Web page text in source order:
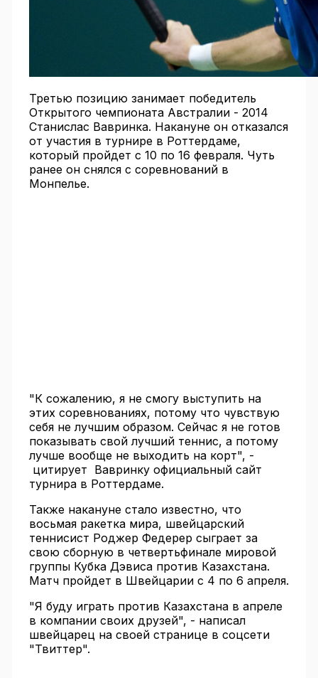
Третью позицию занимает победитель
Открытого чемпионата Австралии - 2014
Станислас Вавринка. Накануне он отказался
от участия в турнире в Роттердаме,
который пройдет с 10 по 16 февраля. Чуть
ранее он снялся с соревнований в
Монпелье.
"К сожалению, я не смогу выступить на
этих соревнованиях, потому что чувствую
себя не лучшим образом. Сейчас я не готов
показывать свой лучший теннис, а потому
лучше вообще не выходить на корт", -
цитирует Вавринку официальный сайт
турнира в Роттердаме.
Также накануне стало известно, что
восьмая ракетка мира, швейцарский
теннисист Роджер Федерер сыграет за
свою сборную в четвертьфинале мировой
группы Кубка Дэвиса против Казахстана.
Матч пройдет в Швейцарии с 4 по 6 апреля.
"Я буду играть против Казахстана в апреле
в компании своих друзей", - написал
швейцарец на своей странице в соцсети
"Твиттер".